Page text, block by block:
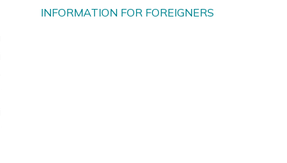
INFORMATION FOR FOREIGNERS